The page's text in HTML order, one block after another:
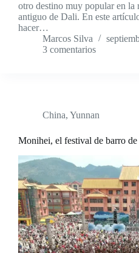
otro destino muy popular en la
antiguo de Dali. En este
hacer…
Marcos Silva
3 comentarios
China, Yunnan
Monihei, el festival de barro